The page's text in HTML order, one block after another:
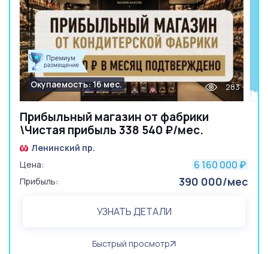
Прибыльный магазин от фабрики
\Чистая прибыль 338 540 ₽/мес.
Окупаемость: 16 мес. 283
Ленинский пр.
Цена:
6 160 000 ₽
Прибыль: 390 000/мес
УЗНАТЬ ДЕТАЛИ
Быстрый просмотр